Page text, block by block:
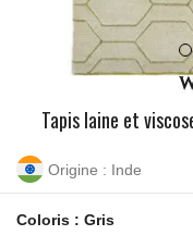
Tapis laine et
Origine : Inde
Coloris : Gris